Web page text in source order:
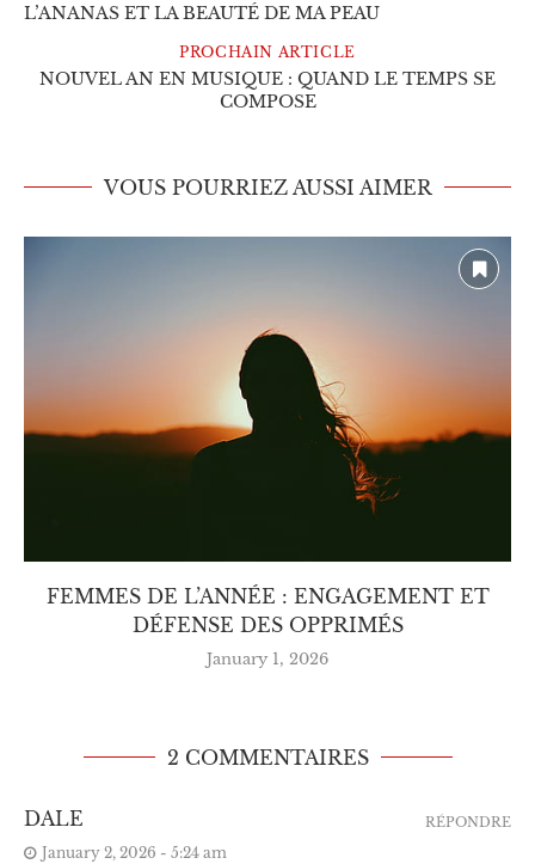
L’ANANAS ET LA BEAUTÉ DE MA PEAU
PROCHAIN ARTICLE
NOUVEL AN EN MUSIQUE : QUAND LE TEMPS SE
COMPOSE
VOUS POURRIEZ AUSSI AIMER
FEMMES DE L’ANNÉE : ENGAGEMENT ET
DÉFENSE DES OPPRIMÉS
January 1, 2026
2 COMMENTAIRES
DALE
January 2, 2026 - 5:24 am
RÉPONDRE